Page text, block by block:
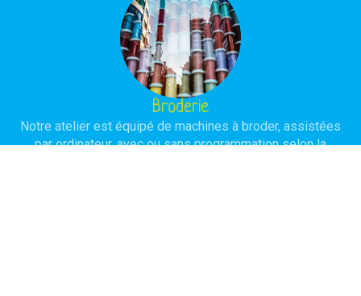
Broderie
Notre atelier est équipé de machines à broder, assistées
par ordinateur, avec ou sans programmation selon la